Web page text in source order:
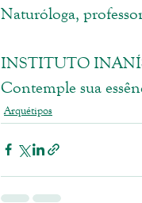
Naturóloga,
INSTITUTO
Contemple sua
Arquétipos